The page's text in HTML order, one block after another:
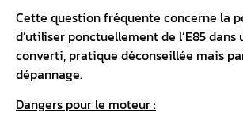
Cette question fréquente concerne la
d’utiliser ponctuellement de l’E85
converti, pratique déconseillée mais
dépannage.
Dangers pour le moteur :